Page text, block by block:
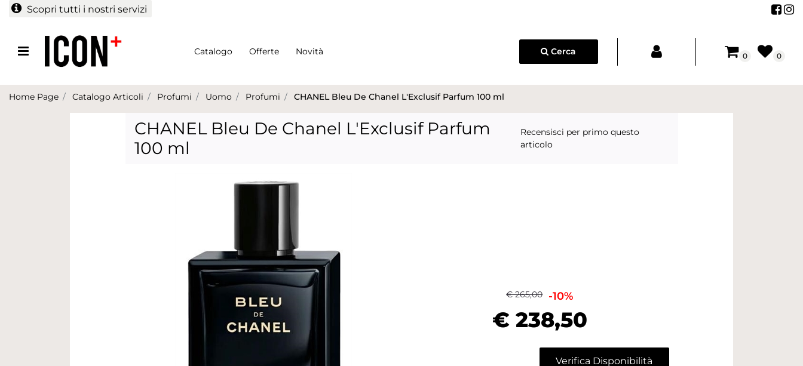
Scopri tutti i nostri servizi
Open menu Catalogo Offerte Novità Cerca 0 0
Home Page Catalogo Articoli Profumi Uomo Profumi CHANEL Bleu De Chanel L'Exclusif Parfum 100 ml
CHANEL Bleu De Chanel L'Exclusif Parfum
100 ml
Recensisci per primo questo
articolo
€ 265,00 -10%
€ 238,50
Verifica Disponibilità